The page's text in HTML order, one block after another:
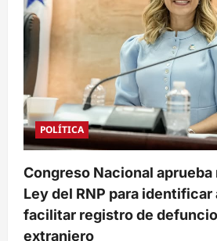
POLÍTICA
Congreso Nacional aprueba
Ley del RNP para identificar
facilitar registro de
extranjero